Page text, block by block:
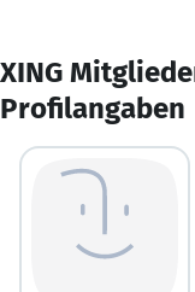
XING
Profilangaben